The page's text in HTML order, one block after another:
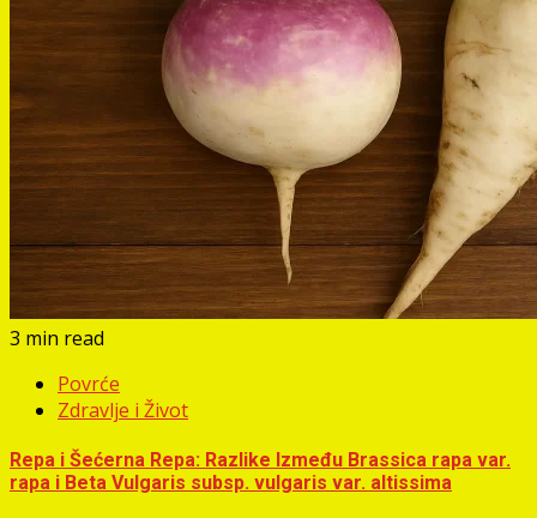
3 min read
Povrće
Zdravlje i Život
Repa i Šećerna Repa: Razlike Između Brassica rapa var.
rapa i Beta Vulgaris subsp. vulgaris var. altissima